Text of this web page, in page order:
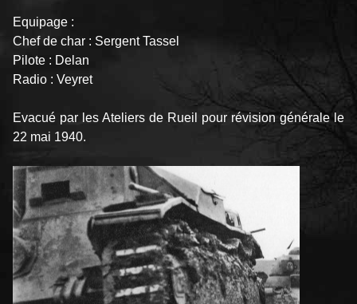
Equipage :
Chef de char : Sergent Tassel
Pilote : Delan
Radio : Veyret
Evacué par les Ateliers de Rueil pour révision générale le
22 mai 1940.